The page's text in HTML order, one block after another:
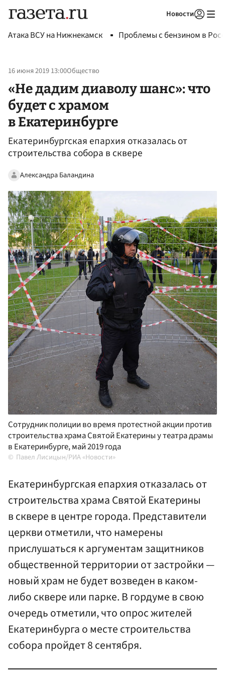
Новости
Атака ВСУ на Нижнекамск Проблемы с бензином в
16 июня 2019 13:00Общество
«Не дадим диаволу шанс»: что
будет с храмом
в Екатеринбурге
Екатеринбургская епархия отказалась от
строительства собора в сквере
Александра Баландина
Сотрудник полиции во время протестной акции против
строительства храма Святой Екатерины у театра драмы
в Екатеринбурге, май 2019 года
Павел Лисицын/РИА «Новости»
Екатеринбургская епархия отказалась от
строительства храма Святой Екатерины
в сквере в центре города. Представители
церкви отметили, что намерены
прислушаться к аргументам защитников
общественной территории от застройки —
новый храм не будет возведен в каком-
либо сквере или парке. В гордуме в свою
очередь отметили, что опрос жителей
Екатеринбурга о месте строительства
собора пройдет 8 сентября.